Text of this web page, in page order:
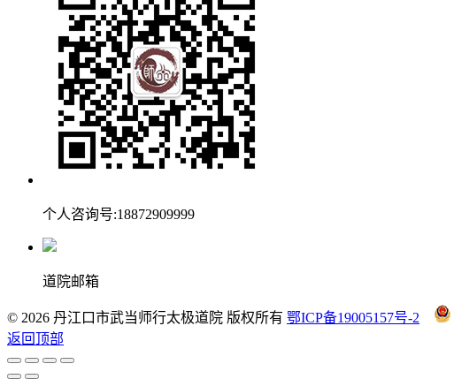
个人咨询号:18872909999
道院邮箱
© 2026 丹江口市武当师行太极道院 版权所有 鄂ICP备19005157号-2
返回顶部